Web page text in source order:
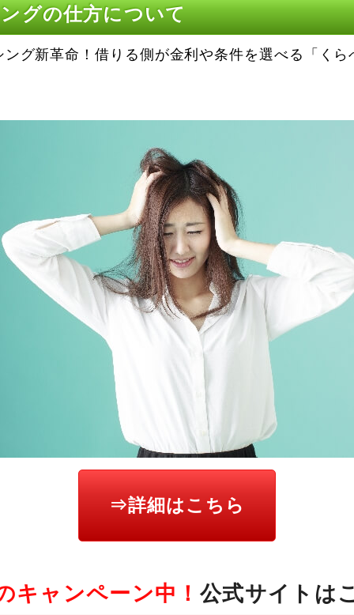
グの仕方について
ング新革命！借りる側が金利や条件を選べる「くら
⇒詳細はこちら
キャンペーン中！ 公式サイトは